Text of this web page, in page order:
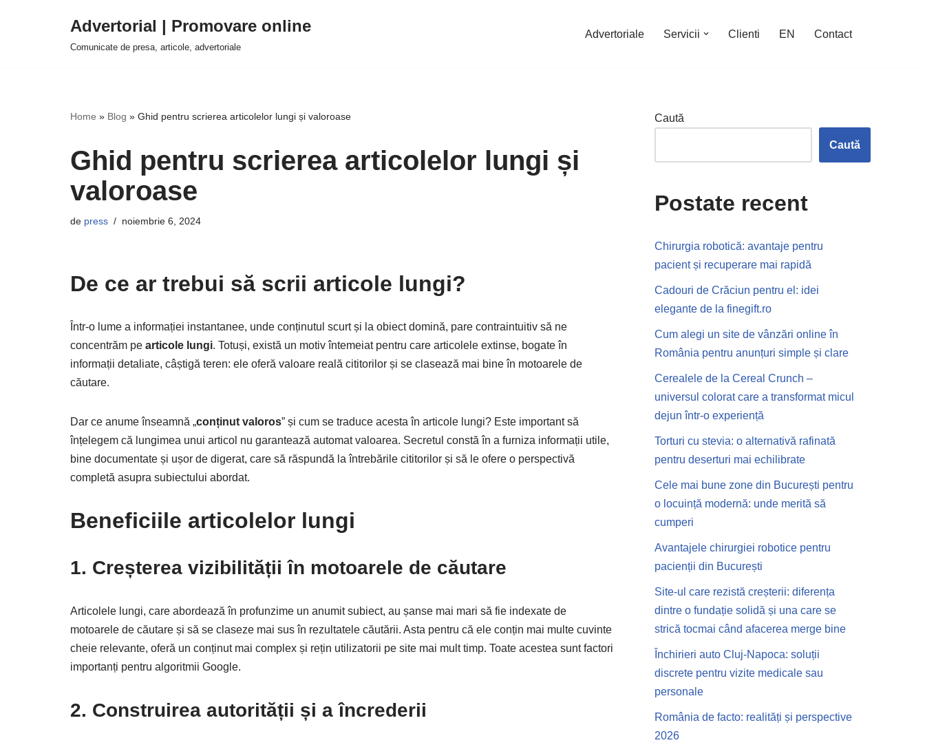
Advertorial | Promovare online
Comunicate de presa, articole, advertoriale
Advertoriale Servicii Clienti EN Contact
Home » Blog » Ghid pentru scrierea articolelor lungi și valoroase
Ghid pentru scrierea articolelor lungi și
valoroase
de press noiembrie 6, 2024
De ce ar trebui să scrii articole lungi?
Într-o lume a informației instantanee, unde conținutul scurt și la obiect domină, pare contraintuitiv să ne
concentrăm pe articole lungi. Totuși, există un motiv întemeiat pentru care articolele extinse, bogate în
informații detaliate, câștigă teren: ele oferă valoare reală cititorilor și se clasează mai bine în motoarele de
căutare.
Dar ce anume înseamnă „conținut valoros” și cum se traduce acesta în articole lungi? Este important să
înțelegem că lungimea unui articol nu garantează automat valoarea. Secretul constă în a furniza informații utile,
bine documentate și ușor de digerat, care să răspundă la întrebările cititorilor și să le ofere o perspectivă
completă asupra subiectului abordat.
Beneficiile articolelor lungi
1. Creșterea vizibilității în motoarele de căutare
Articolele lungi, care abordează în profunzime un anumit subiect, au șanse mai mari să fie indexate de
motoarele de căutare și să se claseze mai sus în rezultatele căutării. Asta pentru că ele conțin mai multe cuvinte
cheie relevante, oferă un conținut mai complex și rețin utilizatorii pe site mai mult timp. Toate acestea sunt factori
importanți pentru algoritmii Google.
2. Construirea autorității și a încrederii
Caută
Caută
Postate recent
Chirurgia robotică: avantaje pentru
pacient și recuperare mai rapidă
Cadouri de Crăciun pentru el: idei
elegante de la finegift.ro
Cum alegi un site de vânzări online în
România pentru anunțuri simple și clare
Cerealele de la Cereal Crunch –
universul colorat care a transformat micul
dejun într-o experiență
Torturi cu stevia: o alternativă rafinată
pentru deserturi mai echilibrate
Cele mai bune zone din București pentru
o locuință modernă: unde merită să
cumperi
Avantajele chirurgiei robotice pentru
pacienții din București
Site-ul care rezistă creșterii: diferența
dintre o fundație solidă și una care se
strică tocmai când afacerea merge bine
Închirieri auto Cluj-Napoca: soluții
discrete pentru vizite medicale sau
personale
România de facto: realități și perspective
2026